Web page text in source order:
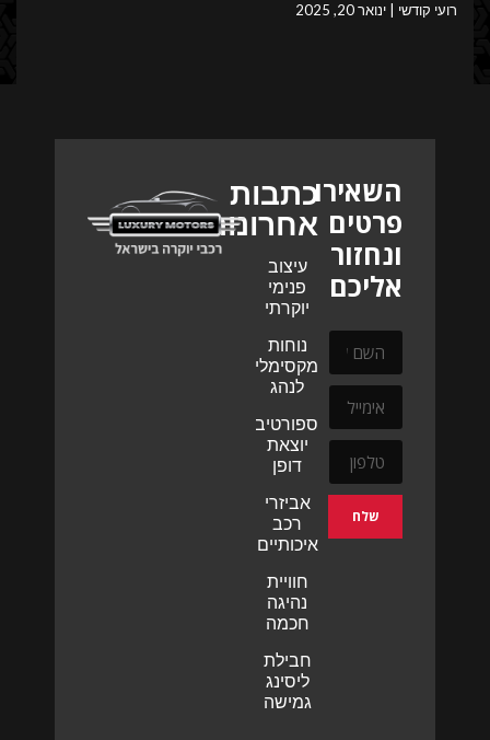
רועי קודשי ינואר 20, 2025
השאירו
פרטים
ונחזור
אליכם
שלח
כתבות
אחרונות
עיצוב
פנימי
יוקרתי
נוחות
מקסימלית
לנהג
ספורטיביות
יוצאת
דופן
אביזרי
רכב
איכותיים
חוויית
נהיגה
חכמה
חבילת
ליסינג
גמישה